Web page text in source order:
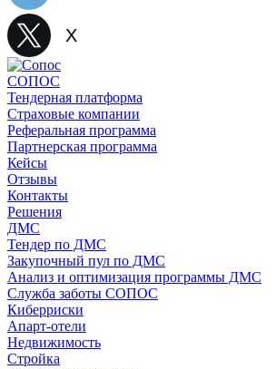
X
СОПОС
Тендерная платформа
Страховые компании
Реферальная программа
Партнерская программа
Кейсы
Отзывы
Контакты
Решения
ДМС
Тендер по ДМС
Закупочный пул по ДМС
Анализ и оптимизация программы ДМС
Служба заботы СОПОС
Киберриски
Апарт-отели
Недвижимость
Стройка